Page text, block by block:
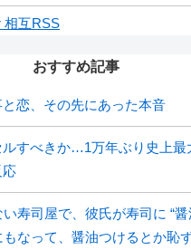
相互RSS
おすすめ記事
恋、その先にあった本音
ルすべきか…1万年ぶり史上最
応
い寿司屋で、彼氏が寿司に “醤
なって、醤油つけるとか恥